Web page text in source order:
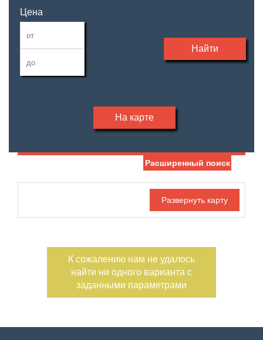
Цена
—
Найти
На карте
Жилая площадь
—
Площадь кухни
Тип участка
Санузел
Участок, сотки
—
Этажность
Расширенный поиск
К сожалению нам не удалось
найти ни одного варианта с
заданными параметрами